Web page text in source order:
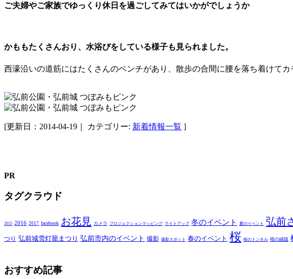
ご夫婦やご家族でゆっくり休日を過ごしてみてはいかがでしょうか
かももたくさんおり、水浴びをしている様子も見られました。
西濠沿いの道筋にはたくさんのベンチがあり、散歩の合間に腰を落ち着けてカ
[更新日：2014-04-19｜ カテゴリー: 新着情報一覧 ]
PR
タグクラウド
2015 2016 2017 facebook お花見 カメラ プロジェクションマッピング ライトアップ 冬のイベント 夏のイベント 弘前
つり 弘前城雪灯籠まつり 弘前市内のイベント 撮影 撮影スポット 春のイベント 桜 桜のトンネル 桜の絨毯
おすすめ記事